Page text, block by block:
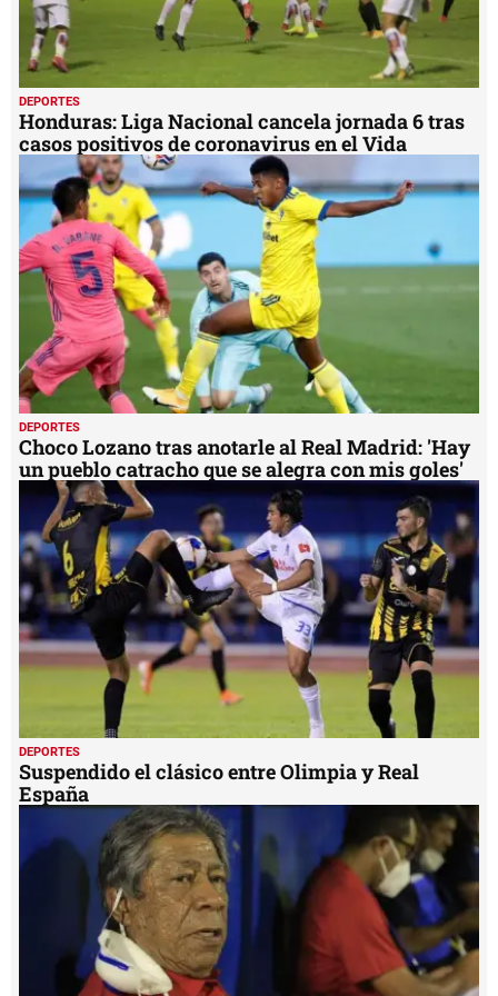
DEPORTES
Honduras: Liga Nacional cancela jornada 6 tras
casos positivos de coronavirus en el Vida
DEPORTES
Choco Lozano tras anotarle al Real Madrid: 'Hay
un pueblo catracho que se alegra con mis goles'
DEPORTES
Suspendido el clásico entre Olimpia y Real
España